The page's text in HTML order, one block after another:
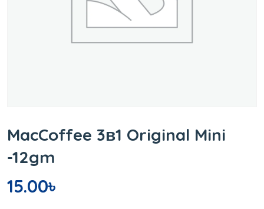
MacCoffee 3в1 Original Mini
-12gm
15.00৳